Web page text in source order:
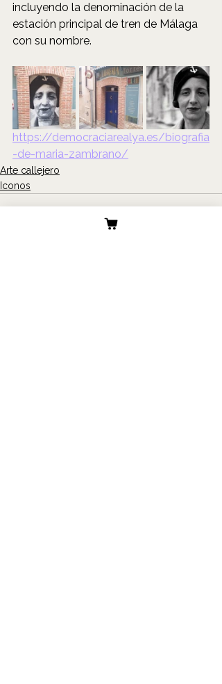
incluyendo la denominación de la
estación principal de tren de Málaga
con su nombre.
https://democraciarealya.es/biografia
-de-maria-zambrano/
Arte callejero
Iconos